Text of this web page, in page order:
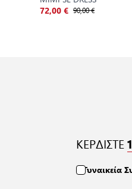
72,00 € 90,00 €
ΚΕΡΔΙΣΤΕ
Γυναικεία